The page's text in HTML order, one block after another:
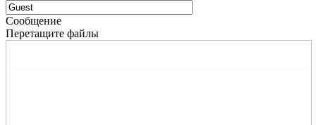
Сообщение
Перетащите файлы